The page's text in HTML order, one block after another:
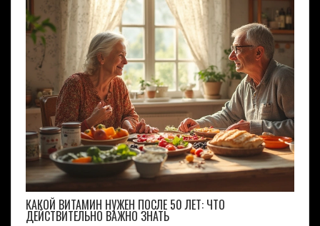
КАКОЙ ВИТАМИН НУЖЕН ПОСЛЕ 50 ЛЕТ: ЧТО
ДЕЙСТВИТЕЛЬНО ВАЖНО ЗНАТЬ